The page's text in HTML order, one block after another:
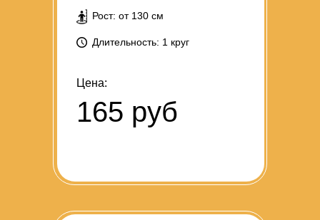
165 руб
Цена:
Рост: от 130 см
Длительность: 1 круг